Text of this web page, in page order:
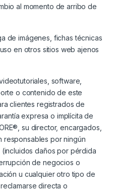
al momento de arribo de
de imágenes, fichas técnicas
en otros sitios web ajenos
software,
o contenido de este
clientes registrados de
expresa o implícita de
su director, encargados,
responsables por ningún
daños por pérdida
de negocios o
u cualquier otro tipo de
directa o